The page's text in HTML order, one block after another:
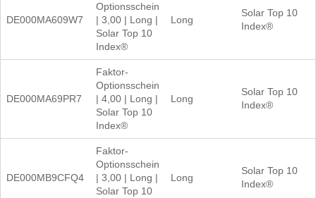
DE000MA609W7
Optionsschein
| 3,00 | Long |
Solar Top 10
Index®
Long
Solar Top 10
Index®
DE000MA69PR7
Faktor-
Optionsschein
| 4,00 | Long |
Solar Top 10
Index®
Long
Solar Top 10
Index®
DE000MB9CFQ4
Faktor-
Optionsschein
| 3,00 | Long |
Solar Top 10
Long
Solar Top 10
Index®